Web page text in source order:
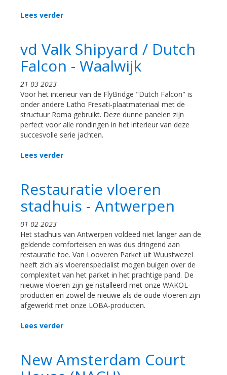
Lees verder
vd Valk Shipyard / Dutch
Falcon - Waalwijk
21-03-2023
Voor het interieur van de FlyBridge "Dutch Falcon" is
onder andere Latho Fresati-plaatmateriaal met de
structuur Roma gebruikt. Deze dunne panelen zijn
perfect voor alle rondingen in het interieur van deze
succesvolle serie jachten.
Lees verder
Restauratie vloeren
stadhuis - Antwerpen
01-02-2023
Het stadhuis van Antwerpen voldeed niet langer aan de
geldende comforteisen en was dus dringend aan
restauratie toe. Van Looveren Parket uit Wuustwezel
heeft zich als vloerenspecialist mogen buigen over de
complexiteit van het parket in het prachtige pand. De
nieuwe vloeren zijn geïnstalleerd met onze WAKOL-
producten en zowel de nieuwe als de oude vloeren zijn
afgewerkt met onze LOBA-producten.
Lees verder
New Amsterdam Court